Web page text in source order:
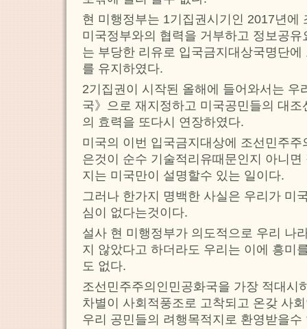
현 미행정부는 1기집권시기인 2017년에
미국정부와의 협력을 거부하고 정보공
는 부당한 리유로 입국금지대상국명단
를 유지하였다.
2기집권이 시작된 올해에 들어와서는 우
국》으로 재지정하고 미국공민들의 대
의 효력을 또다시 연장하였다.
미국의 이번 입국금지대상에 조선민주
은것이 순수 기술적리유때문인지 아니
지는 미국만이 설명할수 있는 일이다.
그러나 한가지 명백한 사실은 우리가 미
심이 없다는것이다.
설사 현 미행정부가 의도적으로 우리 나
지 않았다고 하더라도 우리는 이에 흥미
도 없다.
조선민주주의인민공화국을 가장 적대시
차별이 사회적풍조로 고착되고 온갖 사
우리 공민들의 려행목적지로 환영받을수